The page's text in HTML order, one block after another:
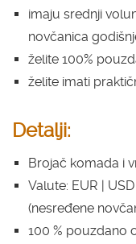
imaju srednji
novčanica
želite 100%
želite imati
Detalji:
Brojač komada i
Valute: EUR |
(nesređene
100 % pouzdano